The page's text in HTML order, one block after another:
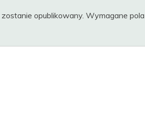
opublikowany. Wymagane